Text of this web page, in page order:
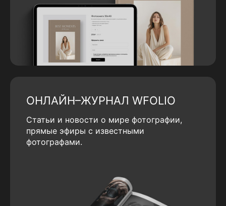
ОНЛАЙН–ЖУРНАЛ WFOLIO
Статьи и новости о мире фотографии,
прямые эфиры с известными
фотографами.